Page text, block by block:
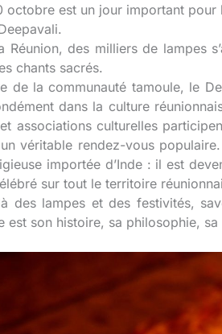
octobre est un jour important pour
Réunion, des milliers de lampes
chants sacrés.
de la communauté tamoule, le
dans la culture
associations culturelles
véritable rendez-vous
importée d’Inde : il est
sur tout le territoire
des lampes et des festivités,
est son histoire, sa philosophie,